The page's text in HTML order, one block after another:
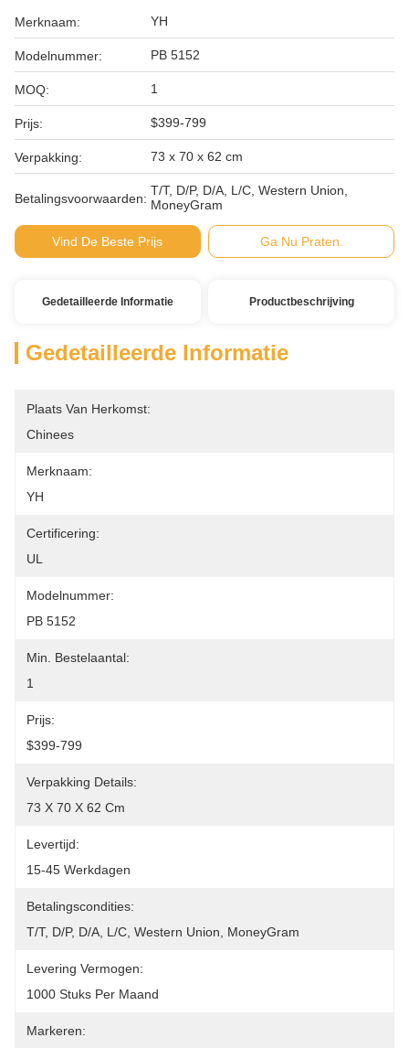
Merknaam: YH
Modelnummer: PB 5152
MOQ: 1
Prijs: $399-799
Verpakking: 73 x 70 x 62 cm
Betalingsvoorwaarden:
T/T, D/P, D/A, L/C, Western Union,
MoneyGram
Vind De Beste Prijs Ga Nu Praten.
Gedetailleerde Informatie Productbeschrijving
Gedetailleerde Informatie
Plaats Van Herkomst:
Chinees
Merknaam:
YH
Certificering:
UL
Modelnummer:
PB 5152
Min. Bestelaantal:
1
Prijs:
$399-799
Verpakking Details:
73 X 70 X 62 Cm
Levertijd:
15-45 Werkdagen
Betalingscondities:
T/T, D/P, D/A, L/C, Western Union, MoneyGram
Levering Vermogen:
1000 Stuks Per Maand
Markeren: